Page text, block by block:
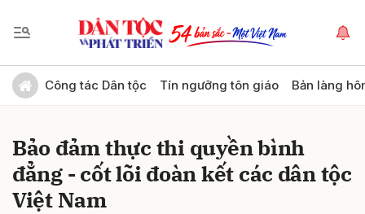
Công tác Dân tộc Tín ngưỡng tôn giáo Bản làng
Bảo đảm thực thi quyền bình
đẳng - cốt lõi đoàn kết các dân tộc
Việt Nam
Gửi bình luận